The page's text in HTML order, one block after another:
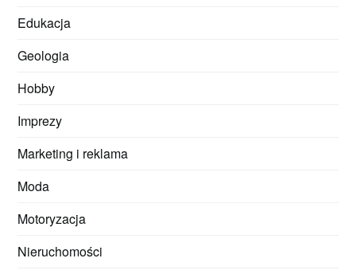
Edukacja
Geologia
Hobby
Imprezy
Marketing i reklama
Moda
Motoryzacja
Nieruchomości